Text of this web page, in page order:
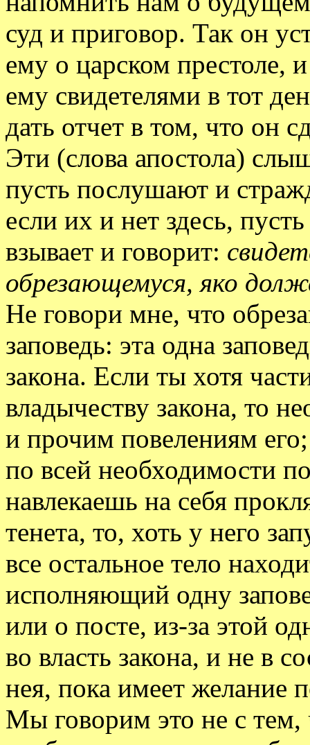
суд и приговор. Так он
ему о царском престоле,
ему свидетелями в тот
дать отчет в том, что он
Эти (слова апостола)
пусть послушают и
если их и нет здесь,
взывает и говорит:
обрезающемуся, яко
Не говори мне, что
заповедь: эта одна
закона. Если ты хотя
владычеству закона, то
и прочим повелениям
по всей необходимости
навлекаешь на себя
тенета, то, хоть у него
все остальное тело
исполняющий одну
или о посте, из-за этой
во власть закона, и не в
нея, пока имеет желание
Мы говорим это не с тем,